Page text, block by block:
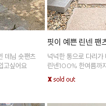
데님 숏팬츠
고싶어요
핏이 예쁜 린넨 팬
넉넉한 통으로 다리가
린넨100% 한여름까